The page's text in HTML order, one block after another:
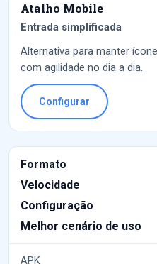
Atalho Mobile
Entrada simplificada
Alternativa para manter
com agilidade no dia a dia.
Configurar
Formato
Velocidade
Configuração
Melhor cenário de uso
APK